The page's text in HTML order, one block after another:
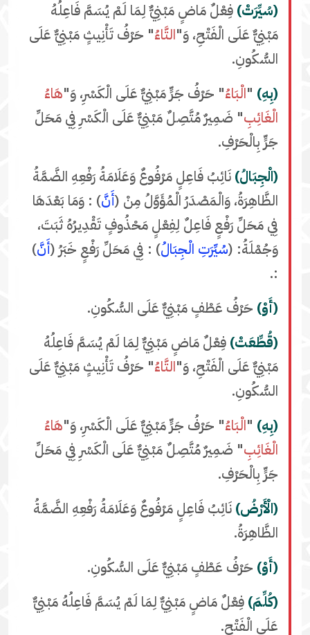
(سُيِّرَتْ) فِعْلٌ مَاضٍ مَبْنِيٌّ لِمَا لَمْ يُسَمَّ فَاعِلُهُ
مَبْنِيٌّ عَلَى الْفَتْحِ، وَ"التَّاءُ" حَرْفُ تَأْنِيثٍ مَبْنِيٌّ عَلَى
السُّكُونِ.
(بِهِ) "الْبَاءُ" حَرْفُ جَرٍّ مَبْنِيٌّ عَلَى الْكَسْرِ، وَ"هَاءُ
الْغَائِبِ" ضَمِيرٌ مُتَّصِلٌ مَبْنِيٌّ عَلَى الْكَسْرِ فِي مَحَلِّ
جَرٍّ بِالْحَرْفِ.
(الْجِبَالُ) نَائِبُ فَاعِلٍ مَرْفُوعٌ وَعَلَامَةُ رَفْعِهِ الضَّمَّةُ
الظَّاهِرَةُ، وَالْمَصْدَرُ الْمُؤَوَّلُ مِنْ (أَنَّ) : وَمَا بَعْدَهَا
فِي مَحَلِّ رَفْعٍ فَاعِلٌ لِفِعْلٍ مَحْذُوفٍ تَقْدِيرُهُ ثَبَتَ،
وَجُمْلَةُ: (سُيِّرَتِ الْجِبَالُ) : فِي مَحَلِّ رَفْعٍ خَبَرُ (أَنَّ)
:.
(أَوْ) حَرْفُ عَطْفٍ مَبْنِيٌّ عَلَى السُّكُونِ.
(قُطِّعَتْ) فِعْلٌ مَاضٍ مَبْنِيٌّ لِمَا لَمْ يُسَمَّ فَاعِلُهُ
مَبْنِيٌّ عَلَى الْفَتْحِ، وَ"التَّاءُ" حَرْفُ تَأْنِيثٍ مَبْنِيٌّ عَلَى
السُّكُونِ.
(بِهِ) "الْبَاءُ" حَرْفُ جَرٍّ مَبْنِيٌّ عَلَى الْكَسْرِ، وَ"هَاءُ
الْغَائِبِ" ضَمِيرٌ مُتَّصِلٌ مَبْنِيٌّ عَلَى الْكَسْرِ فِي مَحَلِّ
جَرٍّ بِالْحَرْفِ.
(الْأَرْضُ) نَائِبُ فَاعِلٍ مَرْفُوعٌ وَعَلَامَةُ رَفْعِهِ الضَّمَّةُ
الظَّاهِرَةُ.
(أَوْ) حَرْفُ عَطْفٍ مَبْنِيٌّ عَلَى السُّكُونِ.
(كُلِّمَ) فِعْلٌ مَاضٍ مَبْنِيٌّ لِمَا لَمْ يُسَمَّ فَاعِلُهُ مَبْنِيٌّ
عَلَى الْفَتْحِ.